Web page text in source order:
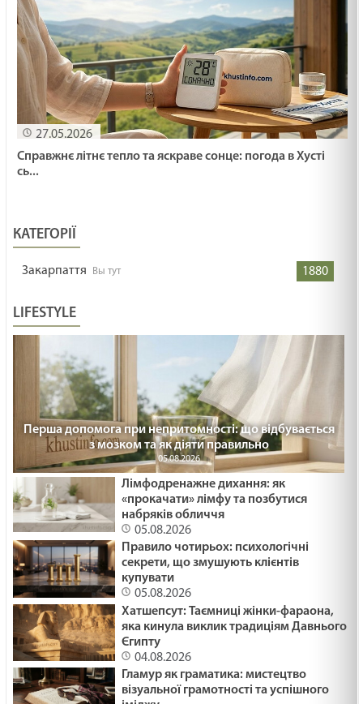
27.05.2026
Справжнє літнє тепло та яскраве сонце: погода в Хусті
сь...
КАТЕГОРІЇ
Закарпаття 1880
LIFESTYLE
Перша допомога при непритомності: що відбувається
з мозком та як діяти правильно
05.08.2026
Лімфодренажне дихання: як
«прокачати» лімфу та позбутися
набряків обличчя
05.08.2026
Правило чотирьох: психологічні
секрети, що змушують клієнтів
купувати
05.08.2026
Хатшепсут: Таємниці жінки-фараона,
яка кинула виклик традиціям Давнього
Єгипту
04.08.2026
Гламур як граматика: мистецтво
візуальної грамотності та успішного